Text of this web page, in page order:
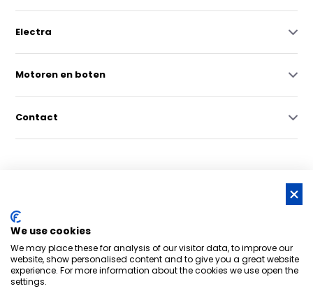
Electra
Motoren en boten
Contact
Nederlands grootste online watersportwinkel | Bootschappen
Watersport8,6- 6.043 reviews
We use cookies
We may place these for analysis of our visitor data, to improve our
website, show personalised content and to give you a great website
experience. For more information about the cookies we use open the
settings.